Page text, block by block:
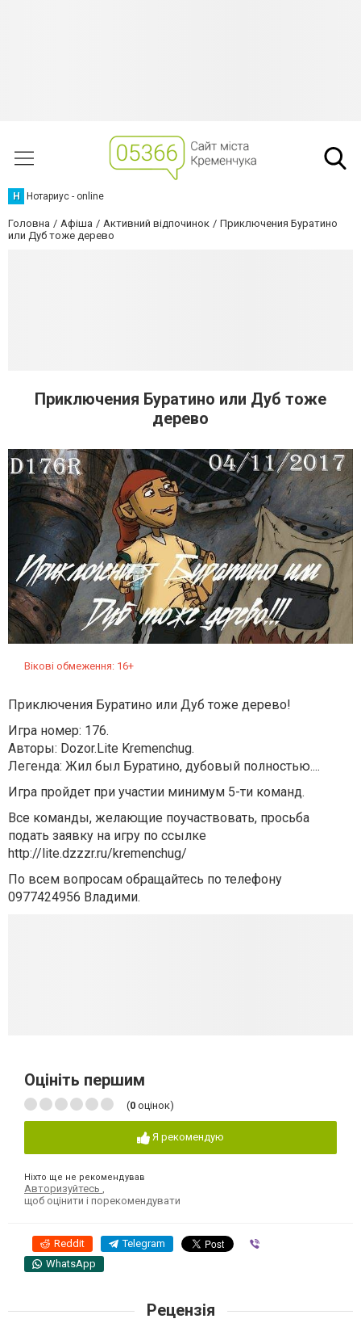
Н Нотариус - online
Головна Афіша Активний відпочинок
Приключения Буратино
или Дуб тоже дерево
Приключения Буратино или Дуб тоже
дерево
Вікові обмеження: 16+
Приключения Буратино или Дуб тоже дерево!
Игра номер: 176.
Авторы: Dozor.Lite Kremenchug.
Легенда: Жил был Буратино, дубовый полностью....
Игра пройдет при участии минимум 5-ти команд.
Все команды, желающие поучаствовать, просьба
подать заявку на игру по ссылке
http://lite.dzzzr.ru/kremenchug/
По всем вопросам обращайтесь по телефону
0977424956 Владими.
Оцініть першим
(0 оцінок)
Я рекомендую
Ніхто ще не рекомендував
Авторизуйтесь
щоб оцінити і порекомендувати
Reddit Telegram
WhatsApp
Рецензія